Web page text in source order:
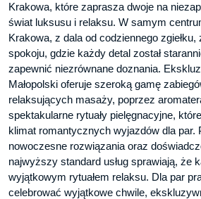
Krakowa, które zaprasza dwoje na
świat luksusu i relaksu. W samym
Krakowa, z dala od codziennego zgiełku,
spokoju, gdzie każdy detal został
zapewnić niezrównane doznania.
Małopolski oferuje szeroką gamę
relaksujących masaży, poprzez
spektakularne rytuały pielęgnacyjne,
klimat romantycznych wyjazdów dla par.
nowoczesne rozwiązania oraz
najwyższy standard usług sprawiają, że
wyjątkowym rytuałem relaksu. Dla par
celebrować wyjątkowe chwile,